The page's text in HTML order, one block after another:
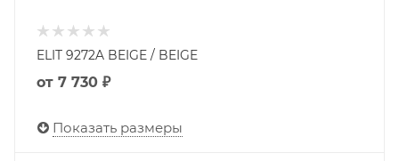
ELIT 9272A BEIGE / BEIGE
от 7 730 ₽
Показать размеры